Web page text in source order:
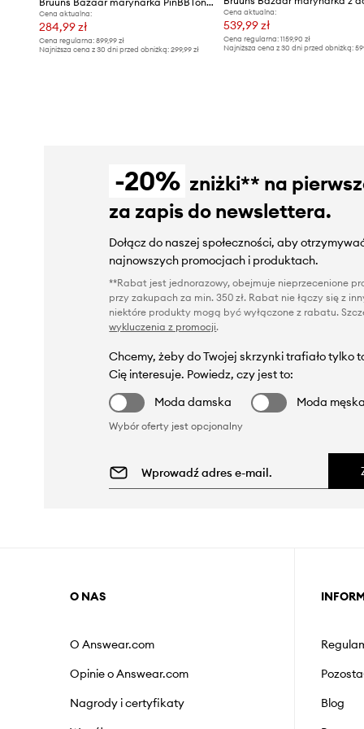
Cena aktualna:
284,99 zł
Cena regularna: 899,99 zł
Najniższa cena z 30 dni przed obniżką: 299,99 zł
Cena aktualna:
539,99 zł
Cena regularna:1159,90 zł
Najniższa cena z 30 dni przed obniżką:
-20% zniżki** na
za zapis do newslettera.
Dołącz do naszej społeczności, aby
najnowszych promocjach i produktach.
**Rabat jest jednorazowy, obejmuje nieprzecenione
przy zakupach za min. 350 zł. Rabat nie łączy się z
niektóre produkty mogą być wyłączone z rabatu.
wykluczenia z promocji.
Chcemy, żeby do Twojej skrzynki trafiało tylko
Cię interesuje. Powiedz, czy jest to:
Moda damska
Moda
Wybór oferty jest opcjonalny
O NAS
O Answear.com
Opinie o Answear.com
Nagrody i certyfikaty
Blog